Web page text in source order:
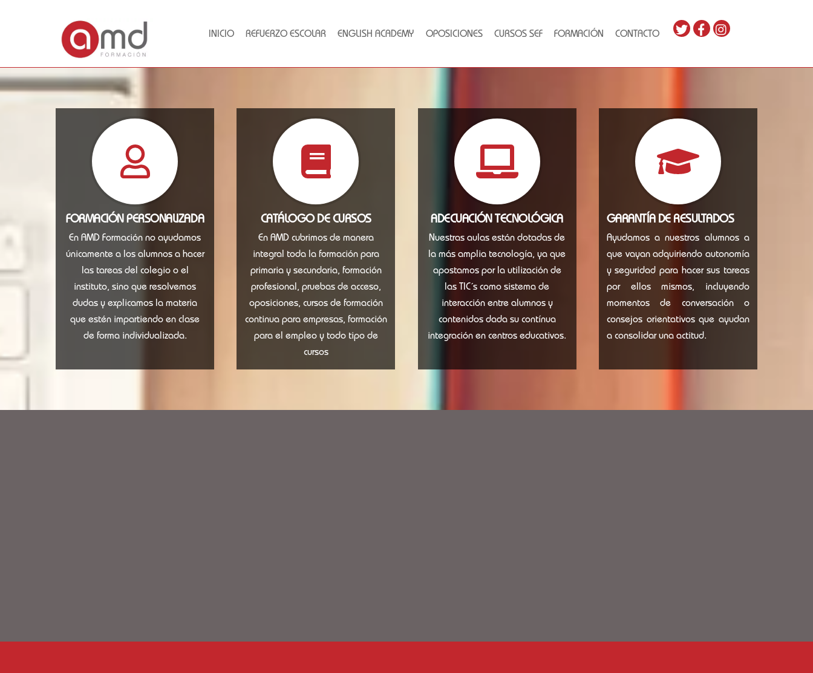
INICIO REFUERZO ESCOLAR ENGLISH ACADEMY OPOSICIONES CURSOS SEF FORMACIÓN CONTACTO
FORMACIÓN PERSONALIZADA
En AMD Formación no ayudamos
únicamente a los alumnos a hacer
las tareas del colegio o el
instituto, sino que resolvemos
dudas y explicamos la materia
que estén impartiendo en clase
de forma individualizada.
CATÁLOGO DE CURSOS
En AMD cubrimos de manera
integral toda la formación para
primaria y secundaria, formación
profesional, pruebas de acceso,
oposiciones, cursos de formación
continua para empresas, formación
para el empleo y todo tipo de
cursos
ADECUACIÓN TECNOLÓGICA
Nuestras aulas están dotadas de
la más amplia tecnología, ya que
apostamos por la utilización de
las TIC´s como sistema de
interacción entre alumnos y
contenidos dada su contínua
integración en centros educativos.
GARANTÍA DE RESULTADOS
Ayudamos a nuestros alumnos a
que vayan adquiriendo autonomía
y seguridad para hacer sus tareas
por ellos mismos, incluyendo
momentos de conversación o
consejos orientativos que ayudan
a consolidar una actitud.